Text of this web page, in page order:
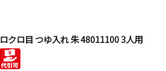
ロクロ目 つゆ入れ 朱 48011100 3人用